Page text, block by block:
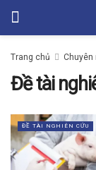
Trang chủ Chuyên
Đề tài
ĐỀ TÀI NGHIÊN CỨU